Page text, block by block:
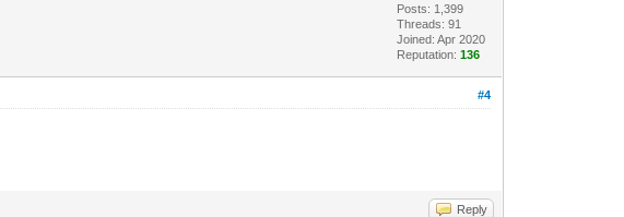
Posts: 1,399
Threads: 91
Joined: Apr 2020
Reputation:136
#4
Reply